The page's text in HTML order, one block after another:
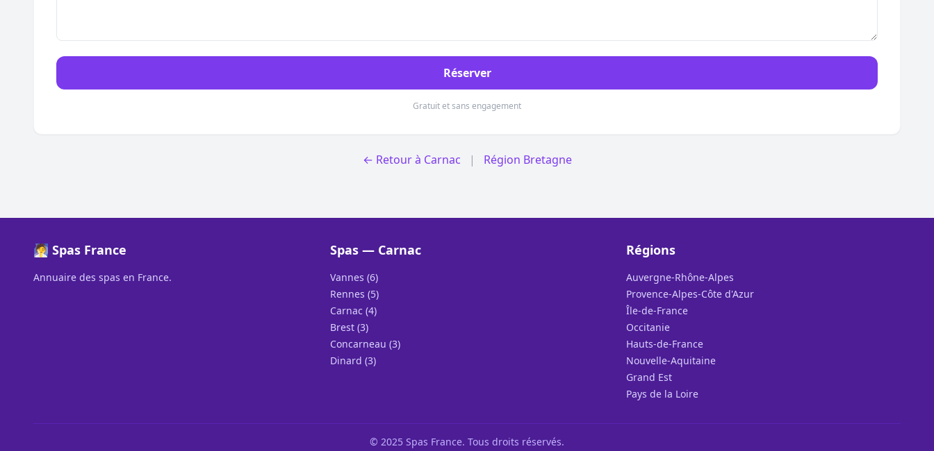
Réserver
Gratuit et sans engagement
← Retour à Carnac | Région Bretagne
🧖 Spas France
Annuaire des spas en France.
Spas — Carnac
Vannes (6)
Rennes (5)
Carnac (4)
Brest (3)
Concarneau (3)
Dinard (3)
Régions
Auvergne-Rhône-Alpes
Provence-Alpes-Côte d'Azur
Île-de-France
Occitanie
Hauts-de-France
Nouvelle-Aquitaine
Grand Est
Pays de la Loire
© 2025 Spas France. Tous droits réservés.